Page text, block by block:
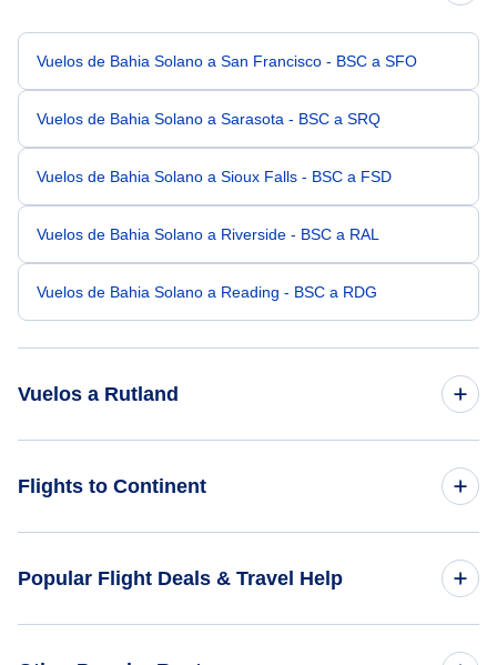
Vuelos de Bahia Solano a San Francisco - BSC a SFO
Vuelos de Bahia Solano a Sarasota - BSC a SRQ
Vuelos de Bahia Solano a Sioux Falls - BSC a FSD
Vuelos de Bahia Solano a Riverside - BSC a RAL
Vuelos de Bahia Solano a Reading - BSC a RDG
Vuelos a Rutland
Vuelos de Fort Myers a Rutland - FMY a RUT
Flights to Continent
Popular Flight Deals & Travel Help